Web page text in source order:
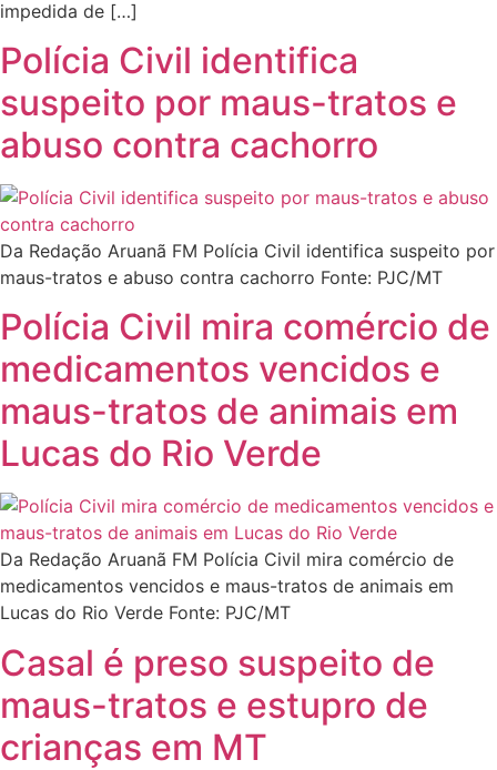
impedida de […]
Polícia Civil identifica
suspeito por maus-tratos e
abuso contra cachorro
Da Redação Aruanã FM Polícia Civil identifica suspeito por
maus-tratos e abuso contra cachorro Fonte: PJC/MT
Polícia Civil mira comércio de
medicamentos vencidos e
maus-tratos de animais em
Lucas do Rio Verde
Da Redação Aruanã FM Polícia Civil mira comércio de
medicamentos vencidos e maus-tratos de animais em
Lucas do Rio Verde Fonte: PJC/MT
Casal é preso suspeito de
maus-tratos e estupro de
crianças em MT